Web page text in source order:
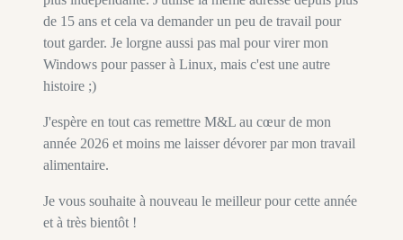
de 15 ans et cela va demander un peu de travail pour
tout garder. Je lorgne aussi pas mal pour virer mon
Windows pour passer à Linux, mais c'est une autre
histoire ;)
J'espère en tout cas remettre M&L au cœur de mon
année 2026 et moins me laisser dévorer par mon travail
alimentaire.
Je vous souhaite à nouveau le meilleur pour cette année
et à très bientôt !